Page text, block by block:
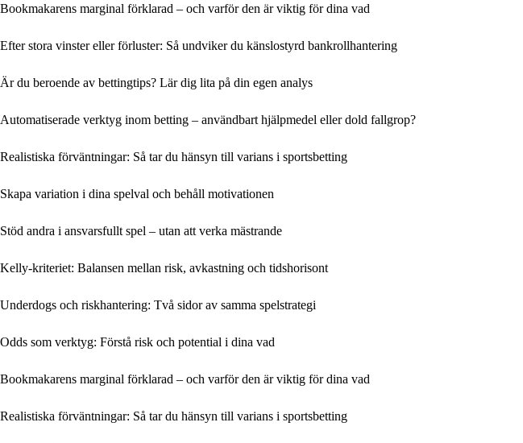
Bookmakarens marginal förklarad – och varför den är viktig för dina vad
Efter stora vinster eller förluster: Så undviker du känslostyrd bankrollhantering
Är du beroende av bettingtips? Lär dig lita på din egen analys
Automatiserade verktyg inom betting – användbart hjälpmedel eller dold fallgrop?
Realistiska förväntningar: Så tar du hänsyn till varians i sportsbetting
Skapa variation i dina spelval och behåll motivationen
Stöd andra i ansvarsfullt spel – utan att verka mästrande
Kelly-kriteriet: Balansen mellan risk, avkastning och tidshorisont
Underdogs och riskhantering: Två sidor av samma spelstrategi
Odds som verktyg: Förstå risk och potential i dina vad
Bookmakarens marginal förklarad – och varför den är viktig för dina vad
Realistiska förväntningar: Så tar du hänsyn till varians i sportsbetting